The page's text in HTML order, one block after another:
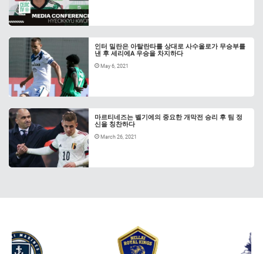
인터 밀란은 아탈란타를 상대로 사수올로가 무승부를
낸 후 세리에A 우승을 차지하다
May 6, 2021
마르티네즈는 벨기에의 중요한 개막전 승리 후 팀 정
신을 칭찬하다
March 26, 2021